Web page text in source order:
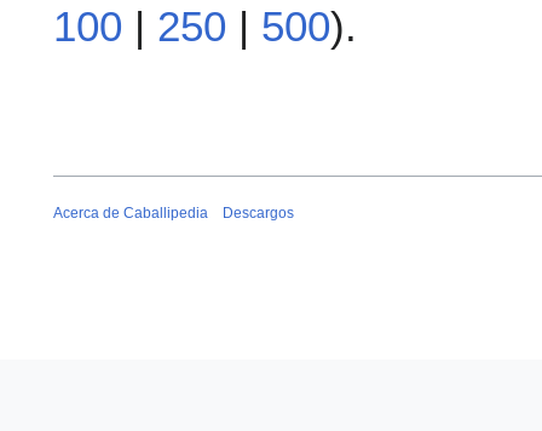
100 | 250 | 500).
Acerca de Caballipedia Descargos